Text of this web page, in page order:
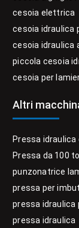
cesoia elettrica
cesoia idraulica
cesoia idraulica
piccola cesoia
cesoia per
Altri
Pressa
Pressa da 100
punzonatrice
pressa per
pressa idraulica
pressa idraulica